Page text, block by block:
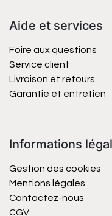
Aide et services
Foire aux questions
Service client
Livraison et retours
Garantie et entretien
Informations
Gestion des cookies
Mentions légales
Contactez-nous
CGV